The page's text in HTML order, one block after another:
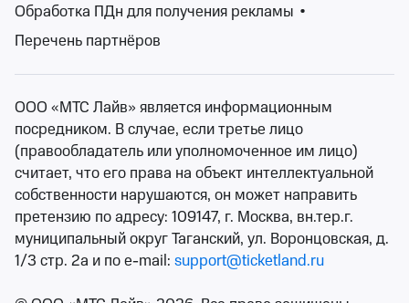
Фестивали – это уникальные события, которые
притягивают множество посетителей. Они могут
проводится как в закрытых помещениях, так и на
открытом воздухе. Традиционно фестивали
считаются музыкальными, на которых выступают
творческие группы, однако сейчас на выбор зрителю
предлагаются фестивали искусств, кино, творчества,
театральные, фестивали молодежи, детские и
множество других.
На сайте Ticketland.ru Вы как раз сможете найти
билеты на театральные, музыкальные, детские, open-
air и многие другие фестивали. Удобная афиша
фестивалей позволит быстро подобрать
Обработка ПДн для получения рекламы •
Перечень партнёров
ООО «МТС Лайв» является информационным
посредником. В случае, если третье лицо
(правообладатель или уполномоченное им лицо)
считает, что его права на объект интеллектуальной
собственности нарушаются, он может направить
претензию по адресу: 109147, г. Москва, вн.тер.г.
муниципальный округ Таганский, ул. Воронцовская, д.
1/3 стр. 2а и по e-mail: support@ticketland.ru